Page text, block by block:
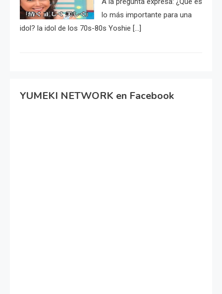
lo más importante para una
idol? la idol de los 70s-80s Yoshie […]
YUMEKI NETWORK en Facebook